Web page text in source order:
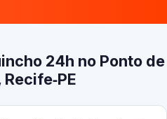
24h no Ponto de